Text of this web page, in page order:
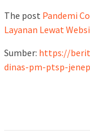
The post Pandemi
Layanan Lewat
Sumber: https://
dinas-pm-ptsp-